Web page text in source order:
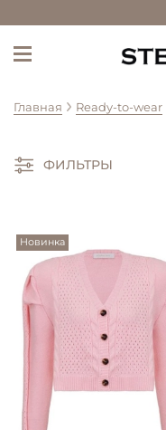
Главная Ready-to-wear
ФИЛЬТРЫ
Новинка